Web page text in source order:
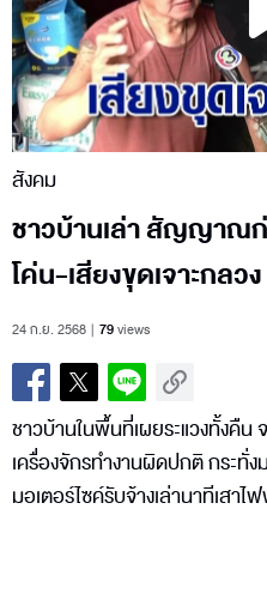
สังคม
ชาวบ้านเล่า สัญญาณ
โค่น-เสียงขุดเจาะกล
24 ก.ย. 2568 79views
ชาวบ้านในพื้นที่เผยระแวงทั้งคืน
เครื่องจักรทำงานผิดปกติ กระทั่ง
มอเตอร์ไซค์รับจ้างเล่านาทีเสาไ